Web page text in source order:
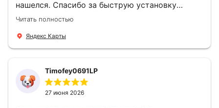
нашелся. Спасибо за быструю установку
Роману, один и привёз, и установил. Надеюсь,
что дверь нам долго послужит
Читать полностью
Яндекс Карты
Timofey0691LP
27 июня 2026